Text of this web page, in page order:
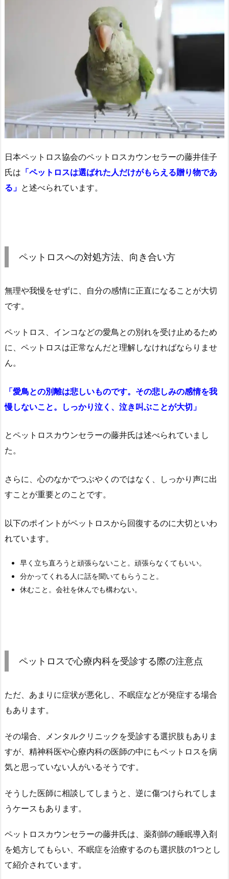
日本ペットロス協会のペットロスカウンセラーの藤井佳子
氏は 「ペットロスは選ばれた人だけがもらえる贈り物であ
る」 と述べられています。
ペットロスへの対処方法、向き合い方
無理や我慢をせずに、自分の感情に正直になることが大切
です。
ペットロス、インコなどの愛鳥との別れを受け止めるため
に、ペットロスは正常なんだと理解しなければならりませ
ん。
「愛鳥との別離は悲しいものです。その悲しみの感情を我
慢しないこと。しっかり泣く、泣き叫ぶことが大切」
とペットロスカウンセラーの藤井氏は述べられていまし
た。
さらに、心のなかでつぶやくのではなく、しっかり声に出
すことが重要とのことです。
以下のポイントがペットロスから回復するのに大切といわ
れています。
早く立ち直ろうと頑張らないこと。頑張らなくてもいい。
分かってくれる人に話を聞いてもらうこと。
休むこと。会社を休んでも構わない。
ペットロスで心療内科を受診する際の注意点
ただ、あまりに症状が悪化し、不眠症などが発症する場合
もあります。
その場合、メンタルクリニックを受診する選択肢もありま
すが、精神科医や心療内科の医師の中にもペットロスを病
気と思っていない人がいるそうです。
そうした医師に相談してしまうと、逆に傷つけられてしま
うケースもあります。
ペットロスカウンセラーの藤井氏は、薬剤師の睡眠導入剤
を処方してもらい、不眠症を治療するのも選択肢の1つとし
て紹介されています。